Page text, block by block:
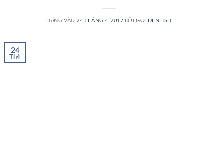
ĐĂNG VÀO 24 THÁNG 4, 2017 BỞIGOLDENFISH
24
Th4